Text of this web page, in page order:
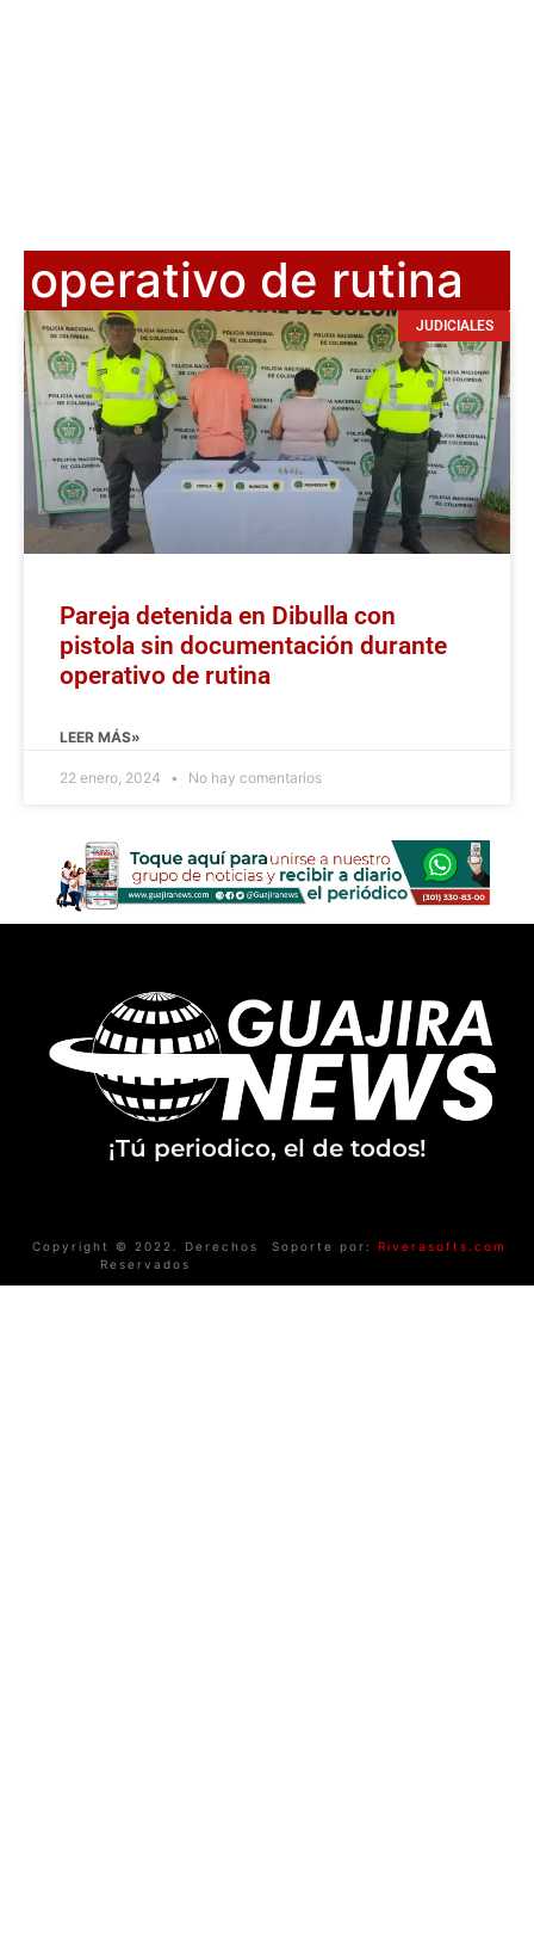
operativo de rutina
JUDICIALES
Pareja detenida en Dibulla con
pistola sin documentación durante
operativo de rutina
LEER MÁS»
22 enero, 2024 No hay comentarios
¡Tú periodico, el de todos!
Copyright © 2022. Derechos
Reservados
Soporte por: Riverasofts.com